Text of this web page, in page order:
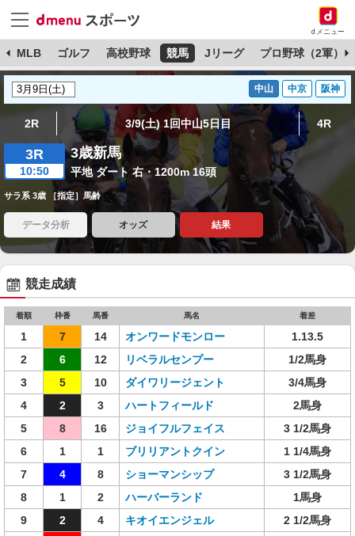
dメニュー
MLB ゴルフ 高校野球 競馬 Jリーグ プロ野球（2軍）
中山 中京 阪神
2R 3/9(土) 1回中山5日目 4R
3R
10:50
3歳新馬
平地 ダート 右・1200m 16頭
サラ系 3歳 ［指定］馬齢
データ分析 オッズ 結果
競走成績
着順 枠番 馬番 馬名 着差
1 7 14 オンワードモンロー
1.13.5
2
6 12 リベラルセンプー
1/2馬身
3
5 10 ダイワリージェント
3/4馬身
4
2 3 ハートフィールド
2馬身
5
8 16 ジョイフルフェイス
3 1/2馬身
6
1 1 ブリリアントクイン
1 1/4馬身
7
4 8 ショーマンシップ
3 1/2馬身
8
1 2 ハーバーランド
1馬身
9
2 4 キオイエンジェル
2 1/2馬身